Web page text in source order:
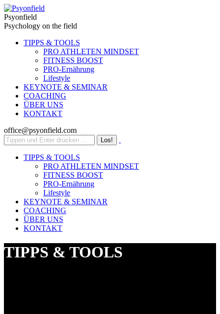
Zum
Inhalt
springen
Psyonfield
Psychology on the field
TIPPS & TOOLS
PRO ATHLETEN MINDSET
FITNESS BOOST
PRO-Ernährung
Lifestyle
KEYNOTE & SEMINAR
COACHING
ÜBER UNS
KONTAKT
office@psyonfield.com
TIPPS & TOOLS
PRO ATHLETEN MINDSET
FITNESS BOOST
PRO-Ernährung
Lifestyle
KEYNOTE & SEMINAR
COACHING
ÜBER UNS
KONTAKT
TIPPS & TOOLS